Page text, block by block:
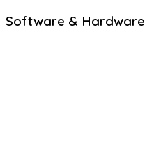
Software & Hardware